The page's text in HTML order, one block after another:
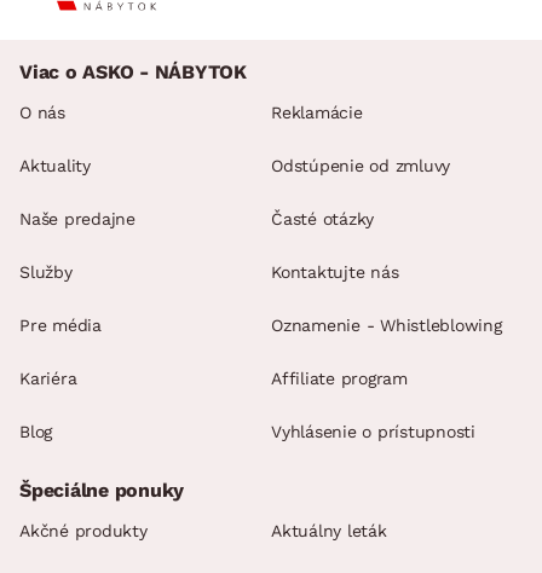
Viac o ASKO - NÁBYTOK
O nás
Aktuality
Naše predajne
Služby
Pre média
Kariéra
Blog
Reklamácie
Odstúpenie od zmluvy
Časté otázky
Kontaktujte nás
Oznamenie - Whistleblowing
Affiliate program
Vyhlásenie o prístupnosti
Špeciálne ponuky
Akčné produkty Aktuálny leták